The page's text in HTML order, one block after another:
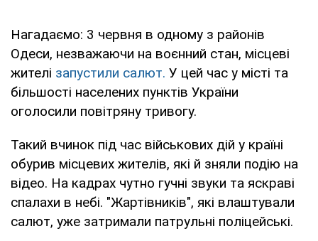
Нагадаємо: 3 червня в одному з районів
Одеси, незважаючи на воєнний стан, місцеві
жителі запустили салют. У цей час у місті та
більшості населених пунктів України
оголосили повітряну тривогу.
Такий вчинок під час військових дій у країні
обурив місцевих жителів, які й зняли подію на
відео. На кадрах чутно гучні звуки та яскраві
спалахи в небі. "Жартівників", які влаштували
салют, уже затримали патрульні поліцейські.